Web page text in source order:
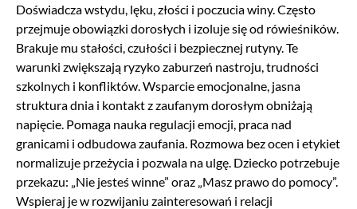
Doświadcza wstydu, lęku, złości i poczucia winy. Często
przejmuje obowiązki dorosłych i izoluje się od rówieśników.
Brakuje mu stałości, czułości i bezpiecznej rutyny. Te
warunki zwiększają ryzyko zaburzeń nastroju, trudności
szkolnych i konfliktów. Wsparcie emocjonalne, jasna
struktura dnia i kontakt z zaufanym dorosłym obniżają
napięcie. Pomaga nauka regulacji emocji, praca nad
granicami i odbudowa zaufania. Rozmowa bez ocen i etykiet
normalizuje przeżycia i pozwala na ulgę. Dziecko potrzebuje
przekazu: „Nie jesteś winne” oraz „Masz prawo do pomocy”.
Wspieraj je w rozwijaniu zainteresowań i relacji